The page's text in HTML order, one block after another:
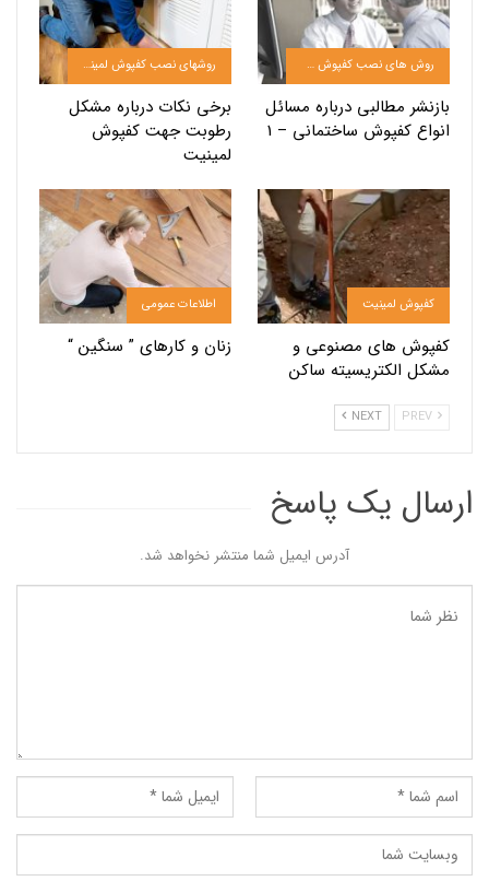
روش های نصب کفپوش pvc
بازنشر مطالبی درباره مسائل
انواع کفپوش ساختمانی – 1
روشهای نصب کفپوش لمینیت
برخی نکات درباره مشکل
رطوبت جهت کفپوش
لمینیت
کفپوش لمینیت
کفپوش های مصنوعی و
مشکل الکتریسیته ساکن
اطلاعات عمومی
زنان و کارهای ” سنگین “
NEXT
ارسال یک پاسخ
آدرس ایمیل شما منتشر نخواهد شد.